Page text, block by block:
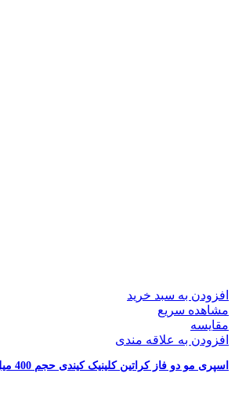
افزودن به سبد خرید
مشاهده سریع
مقایسه
افزودن به علاقه مندی
اسپری مو دو فاز کراتین کلینیک کیندی حجم 400 میل